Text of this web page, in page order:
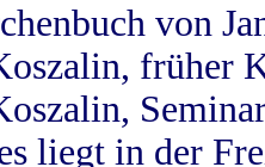
von
früher
liegt in der